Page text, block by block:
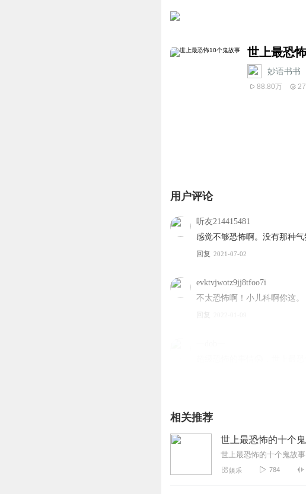
世上最恐
妙语书书
88.80万
用户评论
听友214415481
感觉不够恐怖啊。没有那种气
回复 2021-07-02
evktvjwotz9jj8tfoo7i
不太恐怖啊！小儿科啊你这。
回复
姐姐YYDS 还是熟悉的声音
2022-09-30
相关推荐
世上最恐怖的十个
世上最恐怖的十个鬼故
娱乐 784